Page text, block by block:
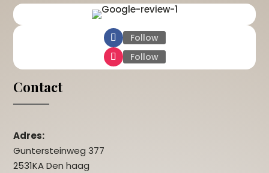
Follow
Follow
Contact
Adres:
Guntersteinweg 377
2531KA Den haag